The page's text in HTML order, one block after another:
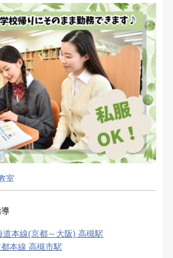
室
道本線(京都～大阪) 高槻駅
本線 高槻市駅